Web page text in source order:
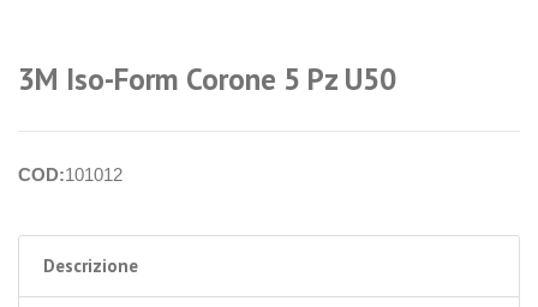
3M Iso-Form Corone 5 Pz U50
COD:101012
Descrizione